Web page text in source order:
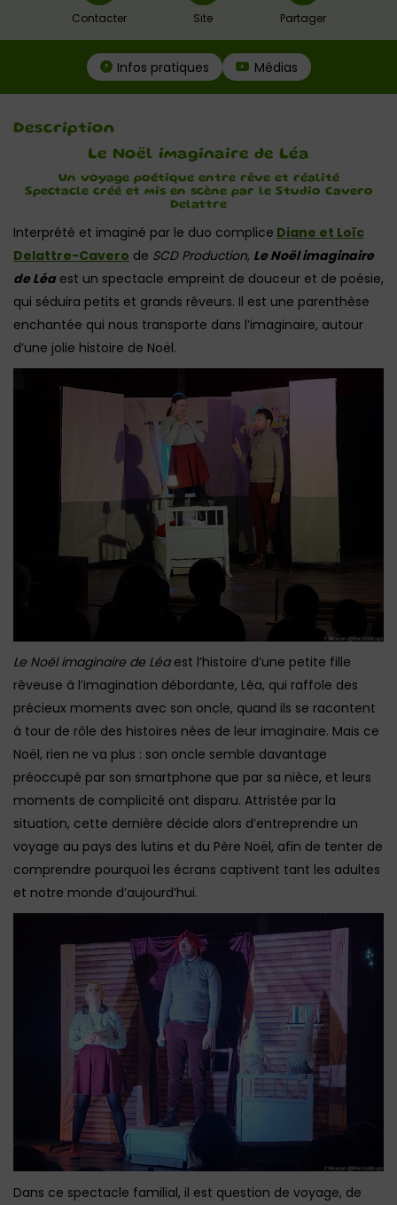
Contacter Site Partager
Infos pratiques Médias
Description
Le Noël imaginaire de Léa
Un voyage poétique entre rêve et réalité
Spectacle créé et mis en scène par le Studio Cavero
Delattre
Interprété et imaginé par le duo complice Diane et Loïc
Delattre-Cavero de SCD Production, Le Noël imaginaire
de Léaest un spectacle empreint de douceur et de poésie,
qui séduira petits et grands rêveurs. Il est une parenthèse
enchantée qui nous transporte dans l’imaginaire, autour
d’une jolie histoire de Noël.
Le Noël imaginaire de Léaest l’histoire d’une petite fille
rêveuse à l’imagination débordante, Léa, qui raffole des
précieux moments avec son oncle, quand ils se racontent
à tour de rôle des histoires nées de leur imaginaire. Mais ce
Noël, rien ne va plus : son oncle semble davantage
préoccupé par son smartphone que par sa nièce, et leurs
moments de complicité ont disparu. Attristée par la
situation, cette dernière décide alors d’entreprendre un
voyage au pays des lutins et du Père Noël, afin de tenter de
comprendre pourquoi les écrans captivent tant les adultes
et notre monde d’aujourd’hui.
Dans ce spectacle familial, il est question de voyage, de